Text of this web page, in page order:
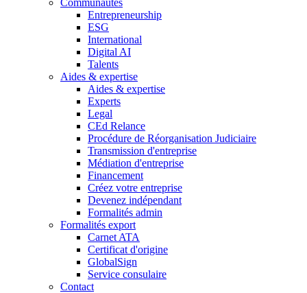
Communautés
Entrepreneurship
ESG
International
Digital AI
Talents
Aides & expertise
Aides & expertise
Experts
Legal
CEd Relance
Procédure de Réorganisation Judiciaire
Transmission d'entreprise
Médiation d'entreprise
Financement
Créez votre entreprise
Devenez indépendant
Formalités admin
Formalités export
Carnet ATA
Certificat d'origine
GlobalSign
Service consulaire
Contact